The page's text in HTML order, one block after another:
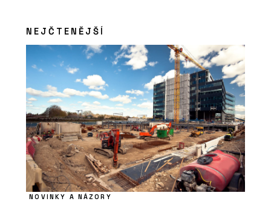
NEJČTENĚJŠÍ
NOVINKY A NÁZORY